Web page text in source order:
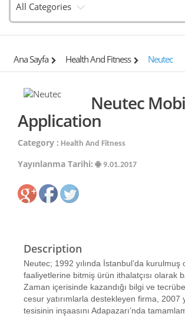
All Categories
Ana Sayfa Health And Fitness Neutec
Neutec
Application
Category : Health And Fitness
Yayınlanma Tarihi: 9.01.2017
Description
Neutec; 1992 yılında İstanbul’da
faaliyetlerine bitmiş ürün ithalatçısı olarak
Zaman içerisinde kazandığı bilgi ve
cesur yatırımlarla destekleyen firma, 2007
tesisinin inşaasını Adapazarı’nda